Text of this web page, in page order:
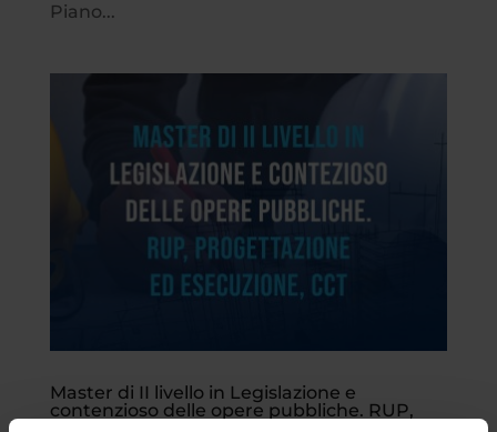
Piano...
Master di II livello in Legislazione e
contenzioso delle opere pubbliche. RUP,